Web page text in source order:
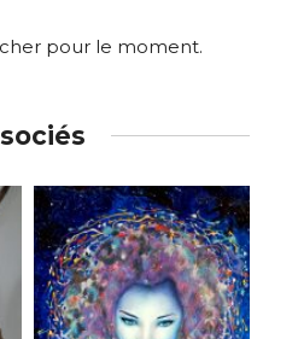
pour le moment.